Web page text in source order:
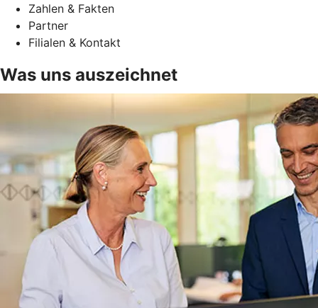
Zahlen & Fakten
Partner
Filialen & Kontakt
Was uns auszeichnet